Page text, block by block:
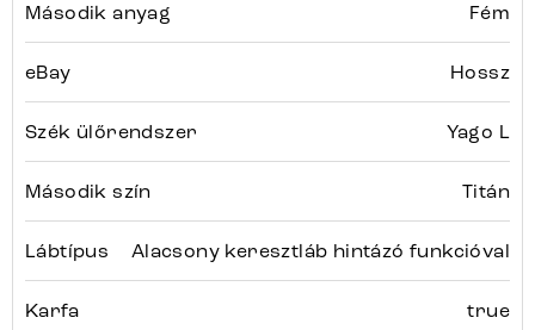
Második anyag Fém
eBay Hossz
Szék ülőrendszer Yago L
Második szín Titán
Lábtípus Alacsony keresztláb hintázó funkcióval
Karfa true